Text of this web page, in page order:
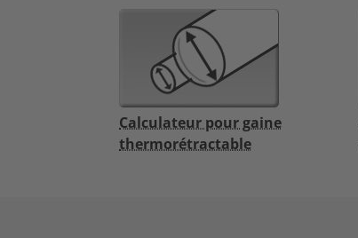
Calculateur pour gaine
thermorétractable